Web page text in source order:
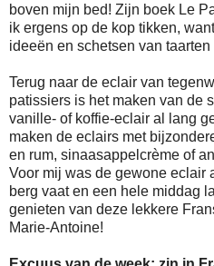
boven mijn bed! Zijn boek Le
ik ergens op de kop tikken,
ideeën en schetsen van taarten
Terug naar de eclair van
patissiers is het maken van de
vanille- of koffie-eclair al lang
maken de eclairs met
en rum, sinaasappelcrème of
Voor mij was de gewone eclair
berg vaat en een hele middag
genieten van deze lekkere
Marie-Antoine!